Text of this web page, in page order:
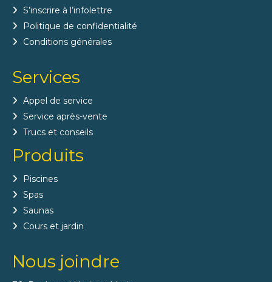
S’inscrire à l’infolettre
Politique de confidentialité
Conditions générales
Services
Appel de service
Service après-vente
Trucs et conseils
Produits
Piscines
Spas
Saunas
Cours et jardin
Nous joindre